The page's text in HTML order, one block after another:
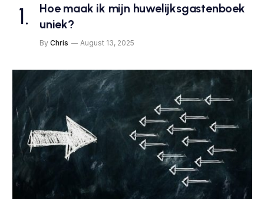
Hoe maak ik mijn huwelijksgastenboek
uniek?
By Chris August 13, 2025